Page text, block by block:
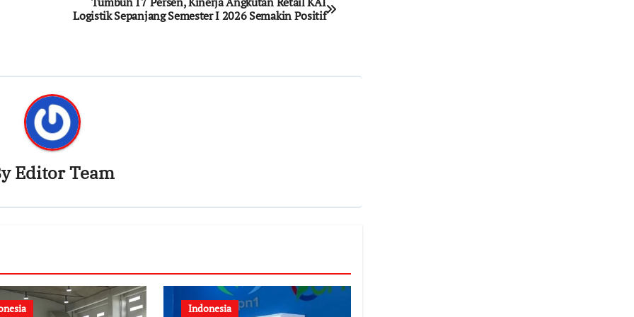
Logistik Sepanjang Semester I 2026 Semakin Positif
Editor Team
Indonesia